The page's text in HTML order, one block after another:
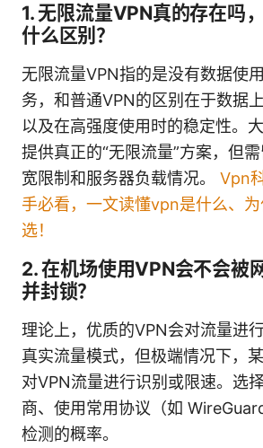
1. 无限流量VPN真的存在吗
什么区别？
无限流量VPN指的是没有数据使
务，和普通VPN的区别在于数据
以及在高强度使用时的稳定性。
提供真正的“无限流量”方案，但
宽限制和服务器负载情况。 Vpn
手必看，一文读懂vpn是什么、
选！
2. 在机场使用VPN会不会被
并封锁？
理论上，优质的VPN会对流量进
真实流量模式，但极端情况下，
对VPN流量进行识别或限速。选
商、使用常用协议（如
检测的概率。